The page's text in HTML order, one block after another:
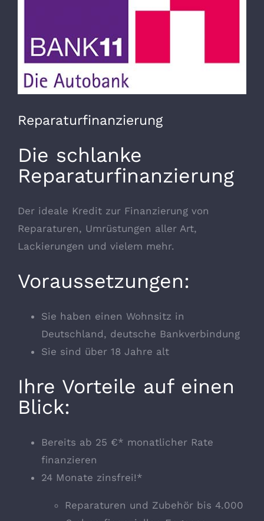
Reparaturfinanzierung
Die schlanke
Reparaturfinanzierung
Der ideale Kredit zur Finanzierung von
Reparaturen, Umrüstungen aller Art,
Lackierungen und vielem mehr.
Voraussetzungen:
Sie haben einen Wohnsitz in
Deutschland, deutsche Bankverbindung
Sie sind über 18 Jahre alt
Ihre Vorteile auf einen
Blick:
Bereits ab 25 €* monatlicher Rate
finanzieren
24 Monate zinsfrei!*
Reparaturen und Zubehör bis 4.000